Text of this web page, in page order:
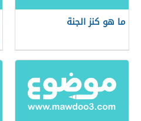
ما هو كنز الجنة